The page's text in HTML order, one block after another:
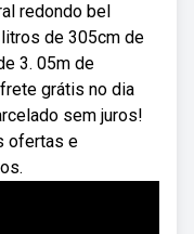
redondo bel
de 305cm de
3. 05m de
grátis no dia
sem juros!
ofertas e